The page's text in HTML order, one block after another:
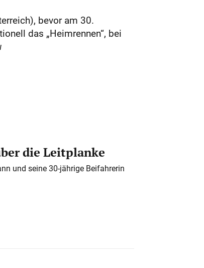
bevor am 30.
das „Heimrennen“, bei
die Leitplanke
und seine 30-jährige Beifahrerin